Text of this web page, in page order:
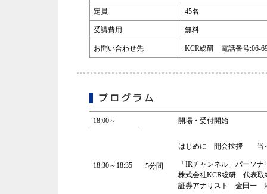
定員 45名
受講費用 無料
お問い合わせ先 KCR総研 電話番号:06-
18:00～ 開場・受付開始
18:30～18:35 5分間
はじめに 開会挨拶 当
「IRチャンネル」パーソナ
株式会社KCR総研 代表取
証券アナリスト 金田一